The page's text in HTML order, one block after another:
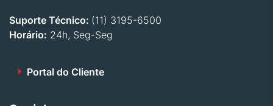
Suporte Técnico: (11) 3195-6500
Horário: 24h, Seg-Seg
Portal do Cliente